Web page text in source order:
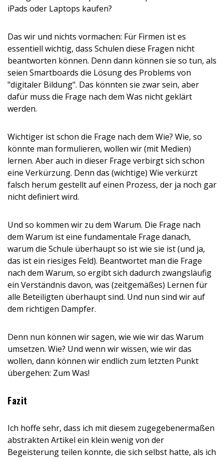
iPads oder Laptops kaufen?
Das wir und nichts vormachen: Für Firmen ist es
essentiell wichtig, dass Schulen diese Fragen nicht
beantworten können. Denn dann können sie so tun, als
seien Smartboards die Lösung des Problems von
"digitaler Bildung". Das könnten sie zwar sein, aber
dafür muss die Frage nach dem Was nicht geklärt
werden.
Wichtiger ist schon die Frage nach dem Wie? Wie, so
könnte man formulieren, wollen wir (mit Medien)
lernen. Aber auch in dieser Frage verbirgt sich schon
eine Verkürzung. Denn das (wichtige) Wie verkürzt
falsch herum gestellt auf einen Prozess, der ja noch gar
nicht definiert wird.
Und so kommen wir zu dem Warum. Die Frage nach
dem Warum ist eine fundamentale Frage danach,
warum die Schule überhaupt so ist wie sie ist (und ja,
das ist ein riesiges Feld). Beantwortet man die Frage
nach dem Warum, so ergibt sich dadurch zwangsläufig
ein Verständnis davon, was (zeitgemäßes) Lernen für
alle Beteiligten überhaupt sind. Und nun sind wir auf
dem richtigen Dampfer.
Denn nun können wir sagen, wie wie wir das Warum
umsetzen. Wie? Und wenn wir wissen, wie wir das
wollen, dann können wir endlich zum letzten Punkt
übergehen: Zum Was!
Fazit
Ich hoffe sehr, dass ich mit diesem zugegebenermaßen
abstrakten Artikel ein klein wenig von der
Begeisterung teilen konnte, die sich selbst hatte, als ich